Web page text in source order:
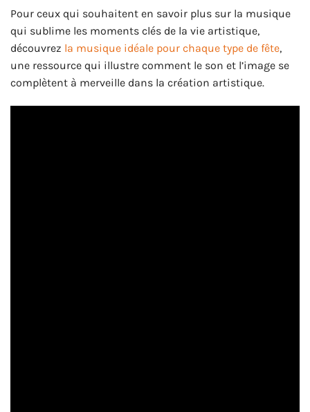
Pour ceux qui souhaitent en savoir plus sur la musique
qui sublime les moments clés de la vie artistique,
découvrez la musique idéale pour chaque type de fête,
une ressource qui illustre comment le son et l’image se
complètent à merveille dans la création artistique.